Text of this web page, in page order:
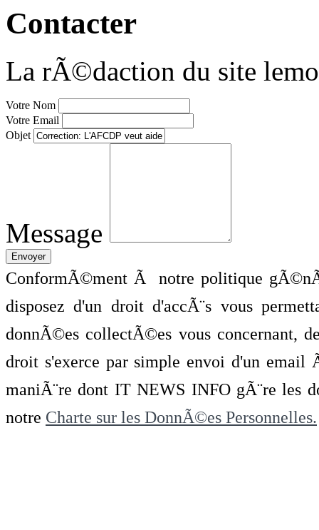
Contacter
La rÃ©daction du site
Votre Nom
Votre Email
Objet
Message
ConformÃ©ment Ã notre politique
disposez d'un droit d'accÃ¨s vous
donnÃ©es collectÃ©es vous concernant,
droit s'exerce par simple envoi d'un
maniÃ¨re dont IT NEWS INFO gÃ¨re les
notre Charte sur les DonnÃ©es Personnelles.